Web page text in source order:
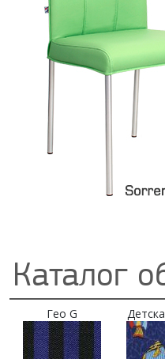
Каталог
Гео G